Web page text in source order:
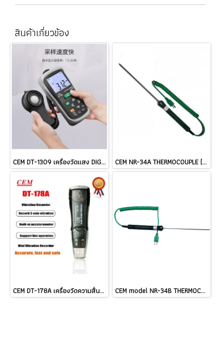
สินค้าเกี่ยวข้อง
CEM DT-1309 เครื่องวัดแสง DIGITAL LUX METER ราคา CEM NR-34A THERMOCOUPLE (TYPE K) Length: 180 mm Cable @ ราคา
CEM DT-178A เครื่องวัดความสั่นสะเทือนแบบ 3-Axis Datalogger ราคา ### CEM model NR-34B THERMOCOUPLE TYPE K ราคา